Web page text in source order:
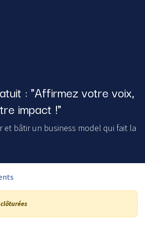
: "Affirmez votre voix,
impact !"
et bâtir un business model qui fait la